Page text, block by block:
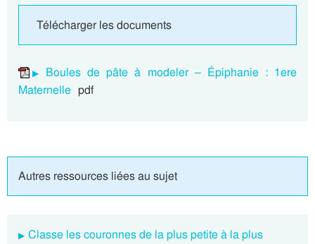
Télécharger les documents
Boules de pâte à modeler – Épiphanie : 1ere
Maternelle pdf
Autres ressources liées au sujet
Classe les couronnes de la plus petite à la plus